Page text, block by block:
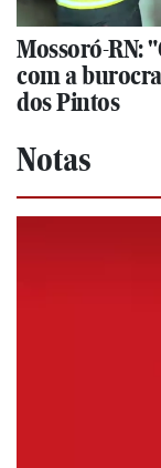
Mossoró-RN:
com a
dos Pintos
Notas